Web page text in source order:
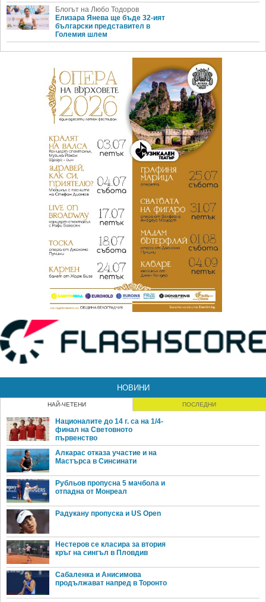
Блогът на Любо Тодоров
Елизара Янева ще бъде 32-ият
български представител в
Големия шлем
НОВИНИ
НАЙ-ЧЕТЕНИ ПОСЛЕДНИ
Националите до 14 г. са на 1/4-
финал на Световното
първенство
Алкарас отказа участие и на
Мастърса в Синсинати
Рубльов пропусна 5 мачбола и
отпадна от Монреал
Радукану пропуска и US Open
Нестеров се класира за втория
кръг на сингъл в Пловдив
Сабаленка и Анисимова
продължават напред в Торонто